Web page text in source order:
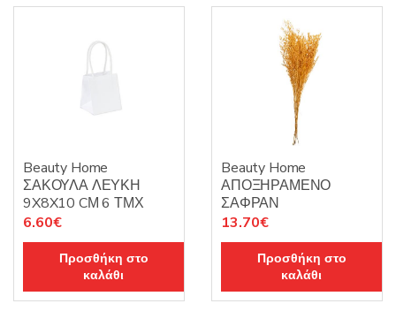
Beauty Home
ΣΑΚΟΥΛΑ ΛΕΥΚΗ
9X8X10 CΜ 6 ΤΜΧ
6.60€
Προσθήκη στο
καλάθι
Beauty Home
ΑΠΟΞΗΡΑΜΕΝΟ
ΣΑΦΡΑΝ
13.70€
Προσθήκη στο
καλάθι